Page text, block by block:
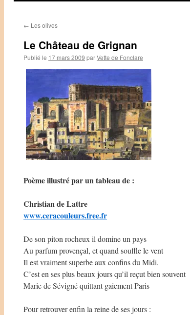
← Les olives
Le Château de Grignan
Publié le 17 mars 2009 parVette de Fonclare
Poème illustré par un tableau de :
Christian de Lattre
www.ceracouleurs.free.fr
De son piton rocheux il domine un pays
Au parfum provençal, et quand souffle le vent
Il est vraiment superbe aux confins du Midi.
C’est en ses plus beaux jours qu’il reçut bien souvent
Marie de Sévigné quittant gaiement Paris
Pour retrouver enfin la reine de ses jours :